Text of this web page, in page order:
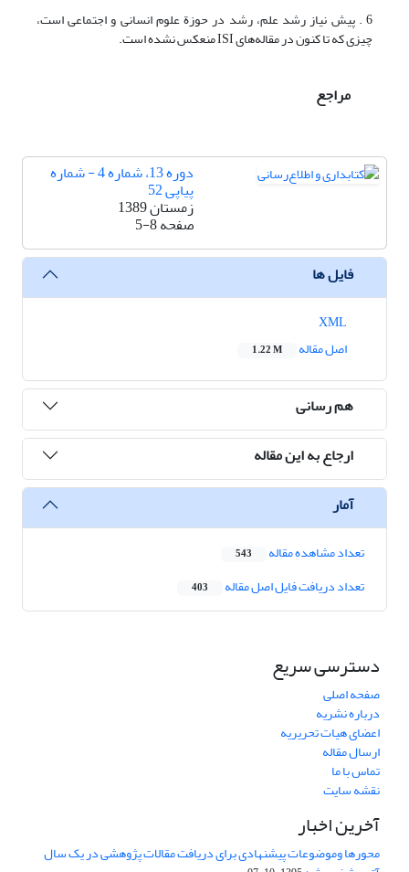
6 . پیش نیاز رشد علم، رشد در حوزة علوم انسانی و اجتماعی است،
چیزی که تا کنون در مقاله‌های ISI منعکس نشده است.
مراجع
دوره 13، شماره 4 - شماره
پیاپی 52
زمستان 1389
صفحه5-8
فایل ها
اصل مقاله
1.22 M
هم رسانی
ارجاع به این مقاله
آمار
تعداد مشاهده مقاله 543
تعداد دریافت فایل اصل مقاله 403
دسترسی سریع
صفحه اصلی
درباره نشریه
اعضای هیات تحریریه
ارسال مقاله
تماس با ما
نقشه سایت
آخرین اخبار
محورها وموضوعات پیشنهادی برای دریافت مقالات پژوهشی در یک سال